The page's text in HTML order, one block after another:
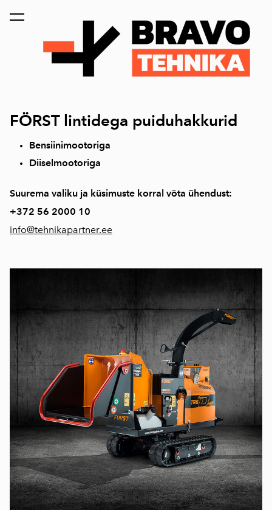
lisati ostukorvi. Vaata ostukorvi
FÖRST lintidega puiduhakkurid
Bensiinimootoriga
Diiselmootoriga
Suurema valiku ja küsimuste korral võta ühendust:
+372 56 2000 10
info@tehnikapartner.ee